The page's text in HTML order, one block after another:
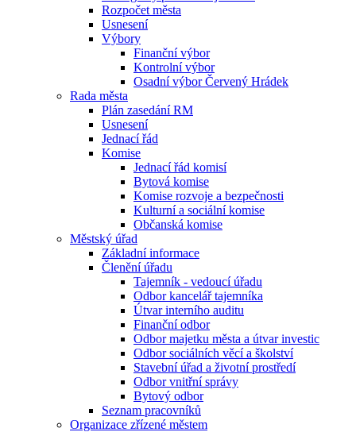
Rozpočet města
Usnesení
Výbory
Finanční výbor
Kontrolní výbor
Osadní výbor Červený Hrádek
Rada města
Plán zasedání RM
Usnesení
Jednací řád
Komise
Jednací řád komisí
Bytová komise
Komise rozvoje a bezpečnosti
Kulturní a sociální komise
Občanská komise
Městský úřad
Základní informace
Členění úřadu
Tajemník - vedoucí úřadu
Odbor kancelář tajemníka
Útvar interního auditu
Finanční odbor
Odbor majetku města a útvar investic
Odbor sociálních věcí a školství
Stavební úřad a životní prostředí
Odbor vnitřní správy
Bytový odbor
Seznam pracovníků
Organizace zřízené městem